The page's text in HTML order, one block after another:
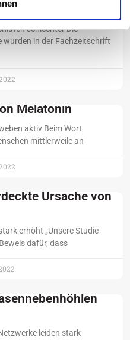
schlechter Die
wurden in der Fachzeitschrift
Melatonin
aktiv Beim Wort
mittlerweile an
Ursache von
erhöht „Unsere Studie
dafür, dass
leiden stark